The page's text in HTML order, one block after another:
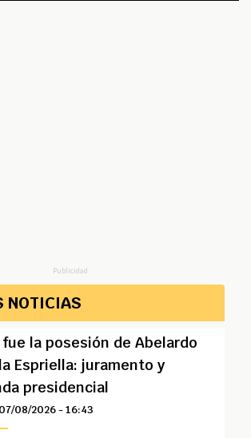
Publicidad
NOTICIAS
la posesión de Abelardo
Espriella: juramento y
presidencial
08/2026 - 16:43